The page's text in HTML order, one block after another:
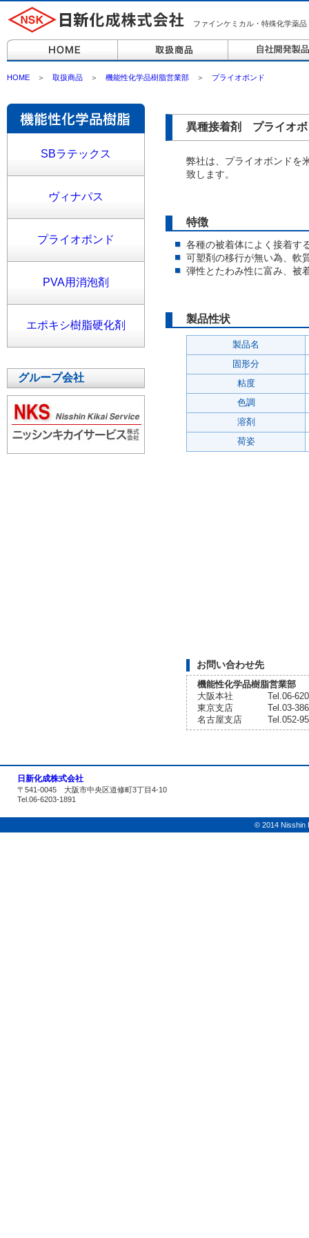
ファインケミカル・特殊化学薬
HOME ＞ 取扱商品 ＞ 機能性化学品樹脂営業部 ＞ プライオボンド
SBラテックス
ヴィナパス
プライオボンド
PVA用消泡剤
エポキシ樹脂硬化剤
グループ会社
異種接着剤 プライオボ
弊社は、プライオボンドを
致します。
特徴
各種の被着体によく接着す
可塑剤の移行が無い為、軟
弾性とたわみ性に富み、被
製品性状
製品名
固形分
粘度
色調
溶剤
荷姿
お問い合わせ先
機能性化学品樹脂営業部
大阪本社
Tel.06-
東京支店
Tel.03-
名古屋支店
Tel.052-
日新化成株式会社
〒541-0045 大阪市中央区道修町3丁目4-10
Tel.06-6203-1891
© 2014 Nisshin